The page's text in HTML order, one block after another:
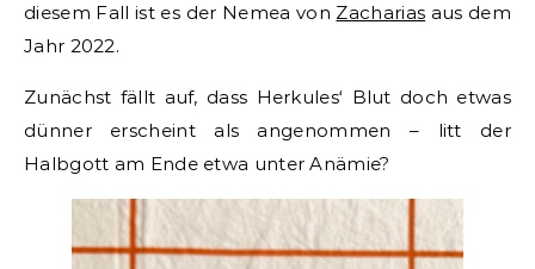
diesem Fall ist es der Nemea von Zacharias aus dem
Jahr 2022.
Zunächst fällt auf, dass Herkules‘ Blut doch etwas
dünner erscheint als angenommen – litt der
Halbgott am Ende etwa unter Anämie?